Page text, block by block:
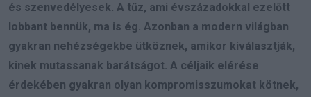
és szenvedélyesek. A tűz, ami évszázadokkal ezelőtt
lobbant bennük, ma is ég. Azonban a modern világban
gyakran nehézségekbe ütköznek, amikor kiválasztják,
kinek mutassanak barátságot. A céljaik elérése
érdekében gyakran olyan kompromisszumokat kötnek,